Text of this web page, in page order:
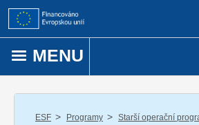
Přejít k obsahu
MENU
ESF / Programy / Starší operační